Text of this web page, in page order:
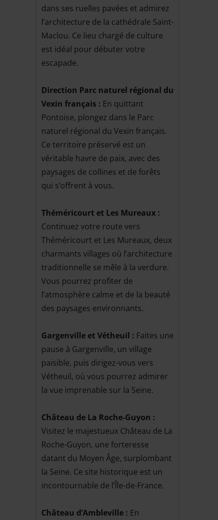
dans ses ruelles pavées et admirez
l’architecture de la cathédrale Saint-
Maclou. Ce lieu chargé de culture
est idéal pour débuter votre
escapade.
Direction Parc naturel régional du
Vexin français : En quittant
Pontoise, plongez dans le Parc
naturel régional du Vexin français.
Ce territoire préservé est un
véritable havre de paix, avec des
paysages de collines et de forêts
qui s’offrent à vous.
Théméricourt et Les Mureaux :
Continuez votre route vers
Théméricourt et Les Mureaux, deux
charmants villages où l’architecture
traditionnelle se mêle à la verdure.
Vous pourrez profiter de
l’atmosphère calme et de la beauté
des paysages environnants.
Gargenville et Vétheuil : Faites une
pause à Gargenville, un village
paisible, puis dirigez-vous vers
Vétheuil, où vous pourrez admirer
la vue imprenable sur la Seine.
Château de La Roche-Guyon :
Visitez le majestueux Château de La
Roche-Guyon, une forteresse
datant du Moyen Âge, surplombant
la Seine. Ce site historique est un
incontournable de l’Île-de-France.
Château d’Ambleville : En